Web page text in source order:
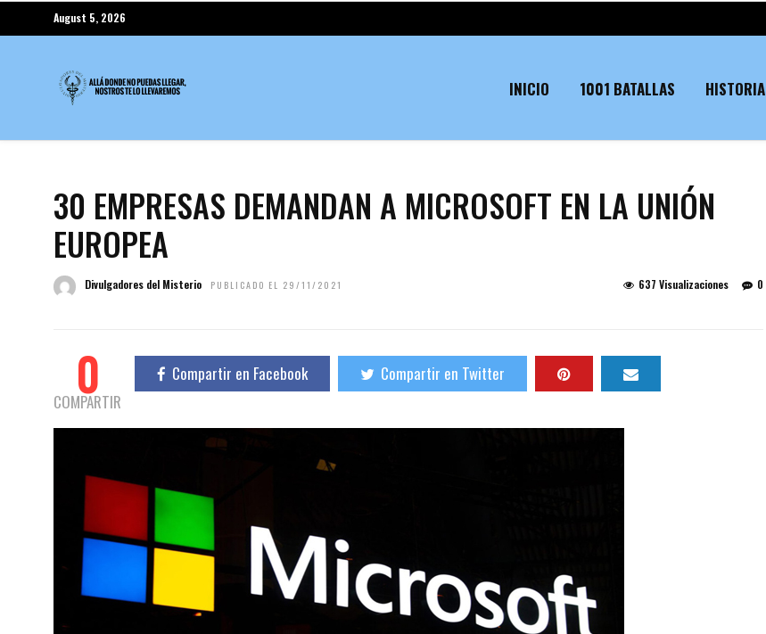
August 5, 2026
INICIO 1001 BATALLAS HISTORIA
30 EMPRESAS DEMANDAN A MICROSOFT EN LA UNIÓN
EUROPEA
Divulgadores del Misterio PUBLICADO EL 29/11/2021 0
637 Visualizaciones
0
COMPARTIR
Compartir en Facebook Compartir en Twitter